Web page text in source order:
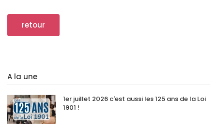
retour
A la une
1er juillet 2026 c'est aussi les 125 ans de la Loi
1901 !